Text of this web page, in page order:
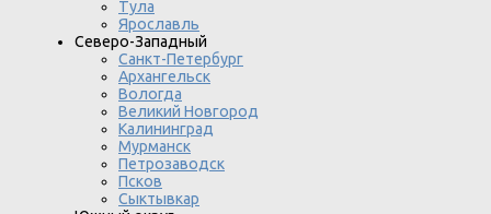
Тула
Ярославль
Северо-Западный
Санкт-Петербург
Архангельск
Вологда
Великий Новгород
Калининград
Мурманск
Петрозаводск
Псков
Сыктывкар